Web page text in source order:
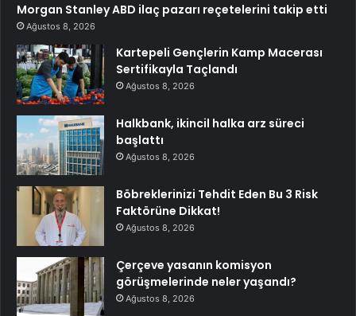
Morgan Stanley ABD ilaç pazarı reçetelerini takip etti
Ağustos 8, 2026
Kartepeli Gençlerin Kamp Macerası
Sertifikayla Taçlandı
Ağustos 8, 2026
Halkbank, ikincil halka arz süreci
başlattı
Ağustos 8, 2026
Böbreklerinizi Tehdit Eden Bu 3 Risk
Faktörüne Dikkat!
Ağustos 8, 2026
Çerçeve yasanın komisyon
görüşmelerinde neler yaşandı?
Ağustos 8, 2026